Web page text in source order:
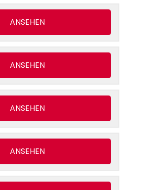
ANSEHEN
ANSEHEN
ANSEHEN
ANSEHEN